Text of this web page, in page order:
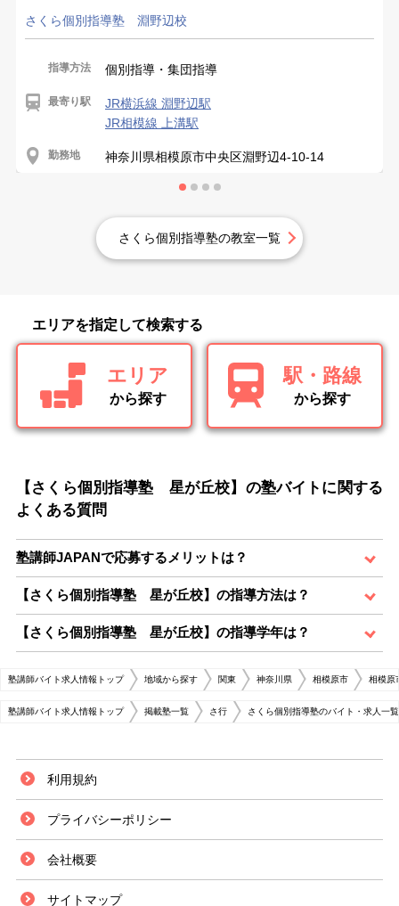
さくら個別指導塾 淵野辺校
指導方法 個別指導・集団指導
最寄り駅
JR横浜線 淵野辺駅
JR相模線 上溝駅
勤務地 神奈川県相模原市中央区淵野辺4-10-14
さくら個別指導塾の教室一覧
エリアを指定して検索する
エリア
から探す
駅・路線
から探す
【さくら個別指導塾 星が丘校】の塾バイトに関する
よくある質問
塾講師JAPANで応募するメリットは？
【さくら個別指導塾 星が丘校】の指導方法は？
【さくら個別指導塾 星が丘校】の指導学年は？
塾講師バイト求人情報トップ 地域から探す 関東 神奈川県 相模原市 相模原
塾講師バイト求人情報トップ 掲載塾一覧 さ行 さくら個別指導塾のバイト・求人一覧
利用規約
プライバシーポリシー
会社概要
サイトマップ